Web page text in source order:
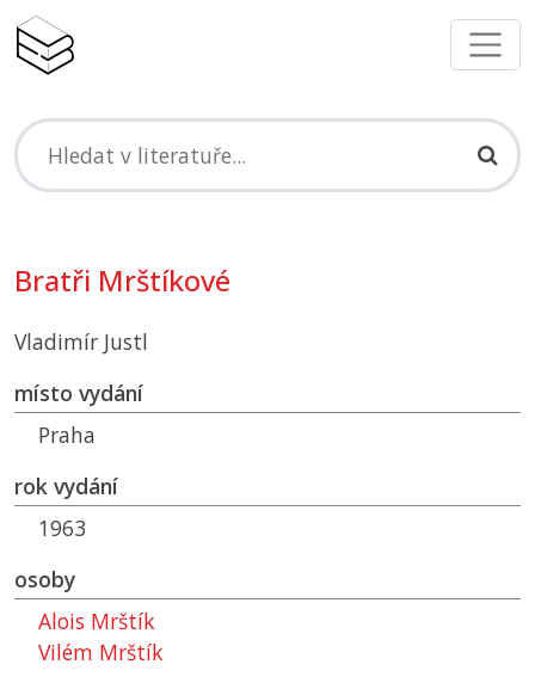
Bratři Mrštíkové
Vladimír Justl
místo vydání
Praha
rok vydání
1963
osoby
Alois Mrštík
Vilém Mrštík